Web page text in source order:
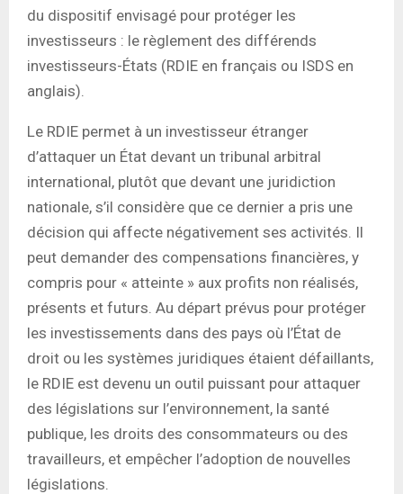
du dispositif envisagé pour protéger les
investisseurs : le règlement des différends
investisseurs-États (RDIE en français ou ISDS en
anglais).
Le RDIE permet à un investisseur étranger
d’attaquer un État devant un tribunal arbitral
international, plutôt que devant une juridiction
nationale, s’il considère que ce dernier a pris une
décision qui affecte négativement ses activités. Il
peut demander des compensations financières, y
compris pour « atteinte » aux profits non réalisés,
présents et futurs. Au départ prévus pour protéger
les investissements dans des pays où l’État de
droit ou les systèmes juridiques étaient défaillants,
le RDIE est devenu un outil puissant pour attaquer
des législations sur l’environnement, la santé
publique, les droits des consommateurs ou des
travailleurs, et empêcher l’adoption de nouvelles
législations.